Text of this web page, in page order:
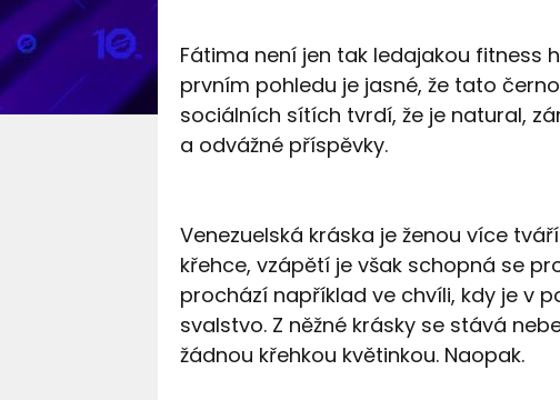
Fátima není jen tak ledajakou fitness
prvním pohledu je jasné, že tato
sociálních sítích tvrdí, že je natural,
a odvážné příspěvky.
Venezuelská kráska je ženou více
křehce, vzápětí je však schopná se
prochází například ve chvíli, kdy je v
svalstvo. Z něžné krásky se stává
žádnou křehkou květinkou. Naopak.